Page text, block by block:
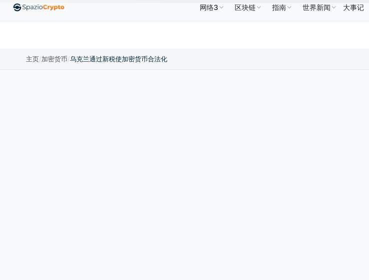
↑1.10% EthereumETH ↑0.00% BNB BNBUS$586.64↑2.10% USDCUSDC US$0.9995
网络3 区块链 指南 世界新闻 大事记
主页/加密货币/乌克兰通过新税使加密货币合法化